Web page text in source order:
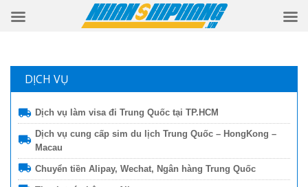
DỊCH VỤ
Dịch vụ làm visa đi Trung Quốc tại TP.HCM
Dịch vụ cung cấp sim du lịch Trung Quốc – HongKong –
Macau
Chuyển tiền Alipay, Wechat, Ngân hàng Trung Quốc